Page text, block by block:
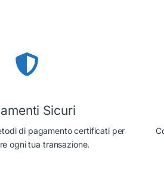
Sicuri
di pagamento certificati per
ogni tua transazione.